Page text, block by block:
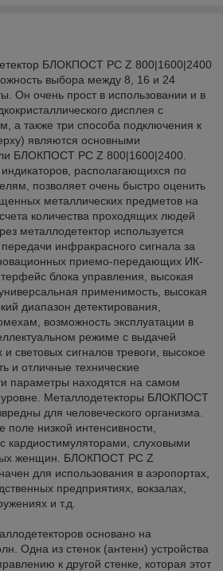
БЛОКПОСТ РС Z 800|1600|2400
выбора между 8, 16 и 24
Он очень прост в использовании и в
дисплея с
а также три способа подключения к
являются основными
БЛОКПОСТ РС Z 800|1600|2400.
располагающихся по
позволяет очень быстро оценить
металлических предметов на
количества проходящих людей
металлодетектор используется
инфракрасного сигнала за
приемо-передающих ИК-
блока управления, высокая
применимость, высокая
диапазон детектирования,
возможность эксплуатации в
режиме с выдачей
световых сигналов тревоги, высокое
и отличные технические
параметры находятся на самом
Металлодетекторы БЛОКПОСТ
для человеческого организма.
поле низкой интенсивности,
кардиостимуляторами, слуховыми
женщин. БЛОКПОСТ РС Z
для использования в аэропортах,
предприятиях, вокзалах,
и т.д.
основано на
Одна из стенок (антенн) устройства
к другой стенке, которая этот